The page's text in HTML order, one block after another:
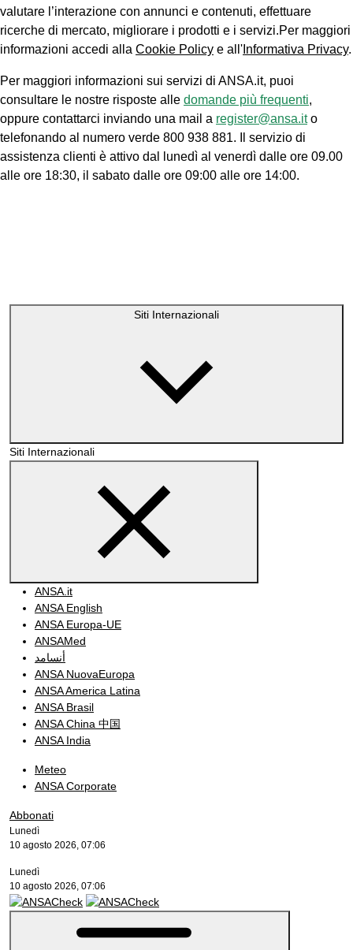
valutare l’interazione con annunci e contenuti, effettuare
ricerche di mercato, migliorare i prodotti e i servizi.Per maggiori
informazioni accedi alla Cookie Policy e all' Informativa Privacy.
Per maggiori informazioni sui servizi di ANSA.it, puoi
consultare le nostre risposte alle domande più frequenti,
oppure contattarci inviando una mail a register@ansa.ito
telefonando al numero verde 800 938 881. Il servizio di
assistenza clienti è attivo dal lunedì al venerdì dalle ore 09.00
alle ore 18:30, il sabato dalle ore 09:00 alle ore 14:00.
Siti Internazionali
Siti Internazionali
ANSA.it
ANSA English
ANSA Europa-UE
ANSAMed
أنسامد
ANSA NuovaEuropa
ANSA America Latina
ANSA Brasil
ANSA China 中国
ANSA India
Meteo
ANSA Corporate
Abbonati
Lunedì
10 agosto 2026, 07:06
Lunedì
10 agosto 2026, 07:06